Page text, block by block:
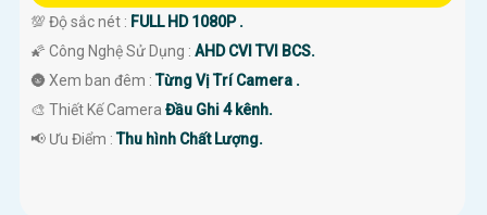
💯 Độ sắc nét : FULL HD 1080P .
🌠 Công Nghệ Sử Dụng : AHD CVI TVI BCS.
🌚 Xem ban đêm :Từng Vị Trí Camera .
🎨 Thiết Kế Camera Đầu Ghi 4 kênh.
️📢 Ưu Điểm :Thu hình Chất Lượng.